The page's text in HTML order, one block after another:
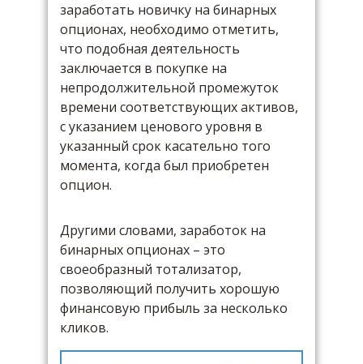
заработать новичку на бинарных
опционах, необходимо отметить,
что подобная деятельность
заключается в покупке на
непродолжительной промежуток
времени соответствующих активов,
с указанием ценового уровня в
указанный срок касательно того
момента, когда был приобретен
опцион.
Другими словами, заработок на
бинарных опционах – это
своеобразный тотализатор,
позволяющий получить хорошую
финансовую прибыль за несколько
кликов.